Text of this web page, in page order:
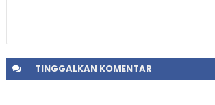
TINGGALKANKOMENTAR